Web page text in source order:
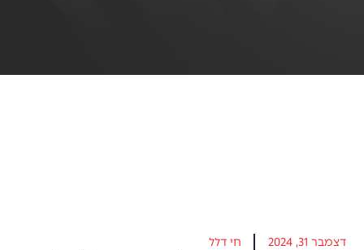
דצמבר 31, 2024
חי דלל